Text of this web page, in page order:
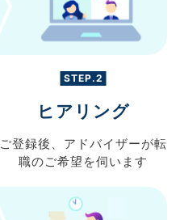
STEP.2
ヒアリング
ご登録後、 アドバイザーが転
職のご希望を伺います